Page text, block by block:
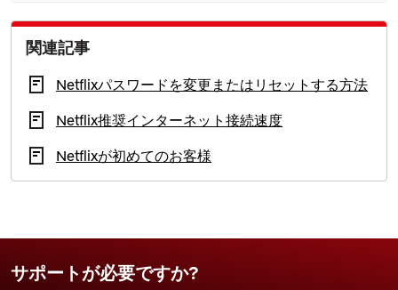
関連記事
Netflixパスワードを変更またはリセットする方法
Netflix推奨インターネット接続速度
Netflixが初めてのお客様
サポートが必要ですか?